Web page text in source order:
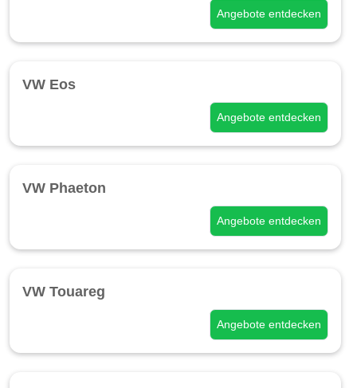
Angebote entdecken
VW Eos
Angebote entdecken
VW Phaeton
Angebote entdecken
VW Touareg
Angebote entdecken